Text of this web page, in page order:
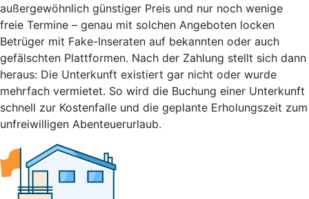
außergewöhnlich günstiger Preis und nur noch wenige
freie Termine – genau mit solchen Angeboten locken
Betrüger mit Fake-Inseraten auf bekannten oder auch
gefälschten Plattformen. Nach der Zahlung stellt sich dann
heraus: Die Unterkunft existiert gar nicht oder wurde
mehrfach vermietet. So wird die Buchung einer Unterkunft
schnell zur Kostenfalle und die geplante Erholungszeit zum
unfreiwilligen Abenteuerurlaub.